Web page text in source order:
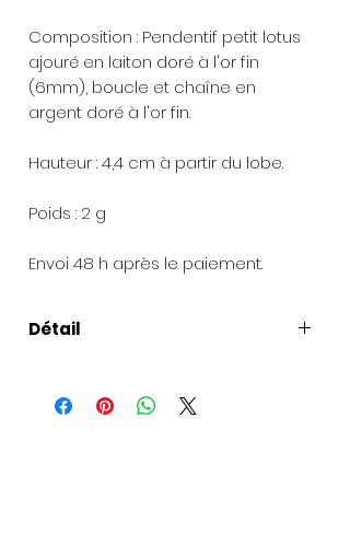
Composition : Pendentif petit lotus
ajouré en laiton doré à l'or fin
(6mm), boucle et chaîne en
argent doré à l'or fin.
Hauteur : 4,4 cm à partir du lobe.
Poids : 2 g
Envoi 48 h après le paiement.
Détail
en laiton doré à l'or fin (6mm),
boucle et chaîne en argent doré à